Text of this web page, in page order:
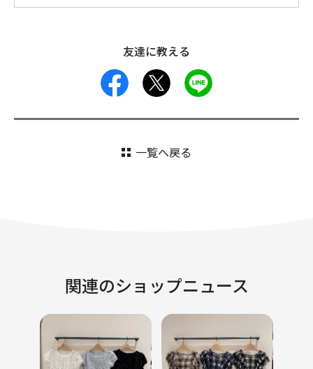
友達に教える
facebook
一覧へ戻る
関連のショップニュース